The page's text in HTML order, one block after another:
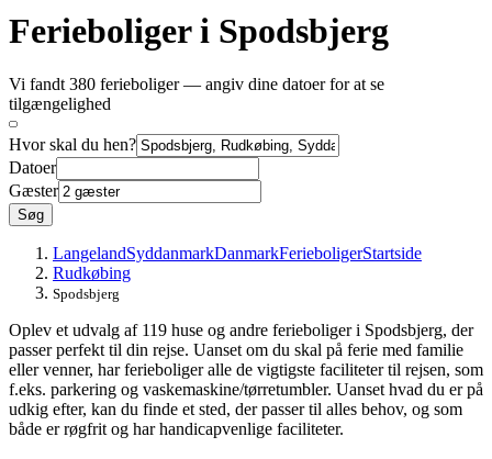
Ferieboliger i Spodsbjerg
Vi fandt 380 ferieboliger — angiv dine datoer for at se
tilgængelighed
Hvor skal du hen?
Datoer
Gæster
Søg
LangelandSyddanmarkDanmarkFerieboligerStartside
Rudkøbing
Spodsbjerg
Oplev et udvalg af 119 huse og andre ferieboliger i Spodsbjerg, der
passer perfekt til din rejse. Uanset om du skal på ferie med familie
eller venner, har ferieboliger alle de vigtigste faciliteter til rejsen, som
f.eks. parkering og vaskemaskine/tørretumbler. Uanset hvad du er på
udkig efter, kan du finde et sted, der passer til alles behov, og som
både er røgfrit og har handicapvenlige faciliteter.